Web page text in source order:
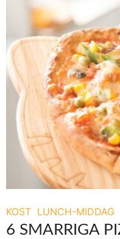
KOST LUNCH-MIDDAG
6 SMARRIGA